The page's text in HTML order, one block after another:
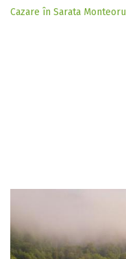
Cazare în Sarata Monteoru